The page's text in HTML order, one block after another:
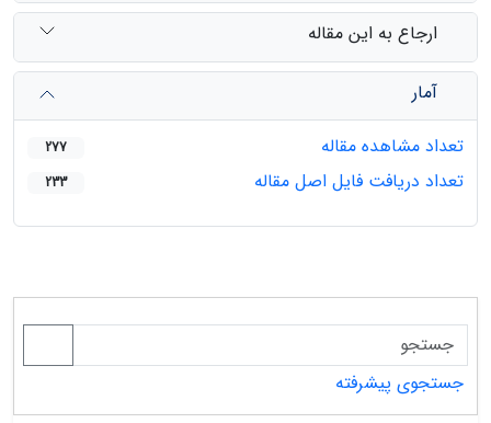
ارجاع به این مقاله
آمار
تعداد مشاهده مقاله
277
تعداد دریافت فایل اصل مقاله 233
جستجوی پیشرفته